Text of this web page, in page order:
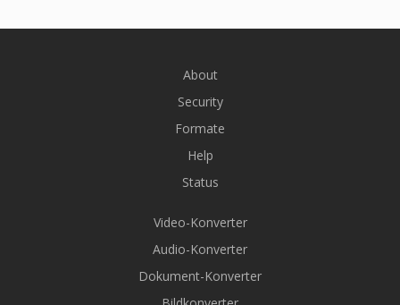
About
Security
Formate
Help
Status
Video-Konverter
Audio-Konverter
Dokument-Konverter